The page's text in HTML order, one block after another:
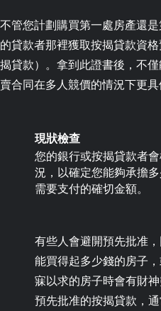
不管您計劃購買第一處房產還
的貸款者那裡獲取按揭貸款資
揭貸款）。拿到此證書後，不
賣合同在多人競價的情況下更具
現狀檢查
您的銀行或按揭貸款者
況，以確定您能夠承擔
需要支付的確切金額。
有些人會避開預先批准
能買得起多少錢的房子
寐以求的房子時會有財
預先批准的按揭貸款，